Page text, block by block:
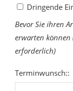
Dringende
Bevor Sie ihren
erwarten können
erforderlich)
Terminwunsch::